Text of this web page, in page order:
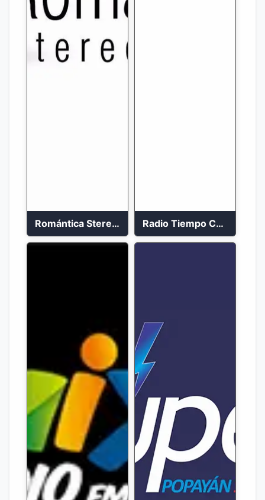
Romántica Stereo 88.1 FM Radio Tiempo Cali En Vivo 2023